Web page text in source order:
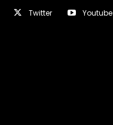
Twitter
Youtube